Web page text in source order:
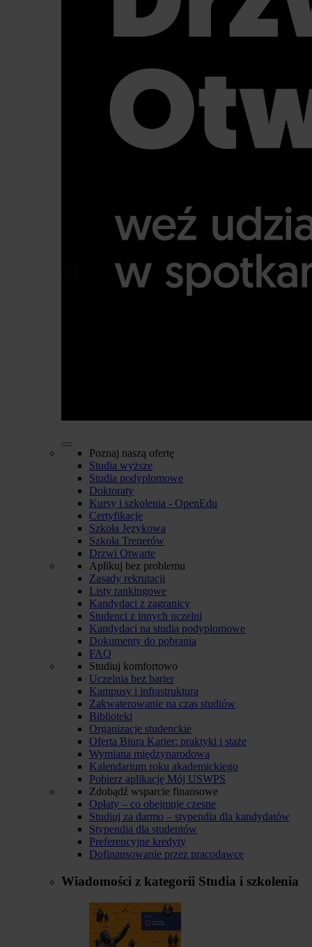
Poznaj naszą ofertę
Studia wyższe
Studia podyplomowe
Doktoraty
Kursy i szkolenia - OpenEdu
Certyfikacje
Szkoła Językowa
Szkoła Trenerów
Drzwi Otwarte
Aplikuj bez problemu
Zasady rekrutacji
Listy rankingowe
Kandydaci z zagranicy
Studenci z innych uczelni
Kandydaci na studia podyplomowe
Dokumenty do pobrania
FAQ
Studiuj komfortowo
Uczelnia bez barier
Kampusy i infrastruktura
Zakwaterowanie na czas studiów
Biblioteki
Organizacje studenckie
Oferta Biura Karier: praktyki i staże
Wymiana międzynarodowa
Kalendarium roku akademickiego
Pobierz aplikację Mój USWPS
Zdobądź wsparcie finansowe
Opłaty – co obejmuje czesne
Studiuj za darmo – stypendia dla kandydatów
Stypendia dla studentów
Preferencyjne kredyty
Dofinansowanie przez pracodawcę
Wiadomości z kategorii Studia i szkolenia